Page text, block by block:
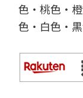
色・桃色・
色・白色・黒